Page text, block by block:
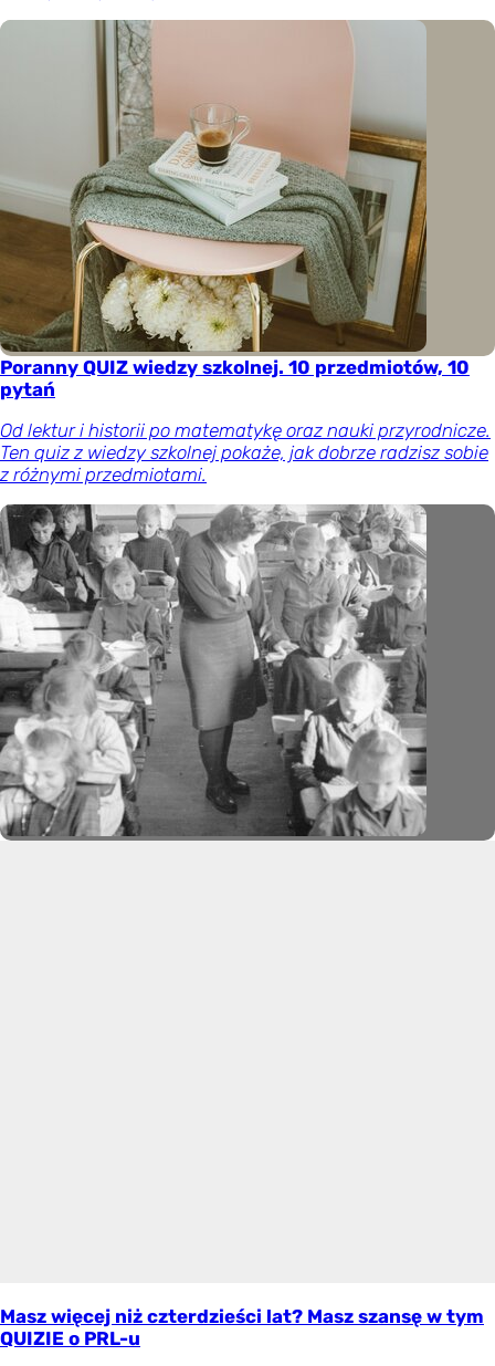
Poranny QUIZ wiedzy szkolnej. 10 przedmiotów, 10
pytań
Od lektur i historii po matematykę oraz nauki przyrodnicze.
Ten quiz z wiedzy szkolnej pokaże, jak dobrze radzisz sobie
z różnymi przedmiotami.
Masz więcej niż czterdzieści lat? Masz szansę w tym
QUIZIE o PRL-u